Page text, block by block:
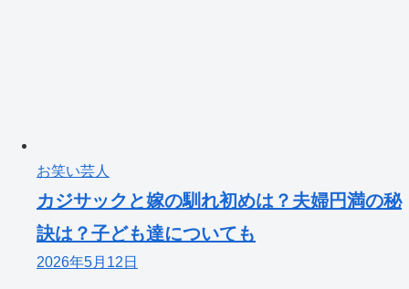
お笑い芸人
カジサックと嫁の馴れ初めは？夫婦円満の秘
訣は？子ども達についても
2026年5月12日